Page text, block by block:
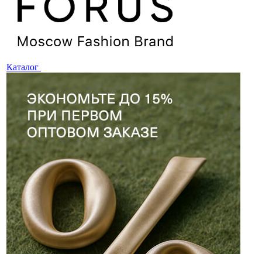
Каталог